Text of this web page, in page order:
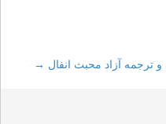
ترجمه آزاد محبث انفال →